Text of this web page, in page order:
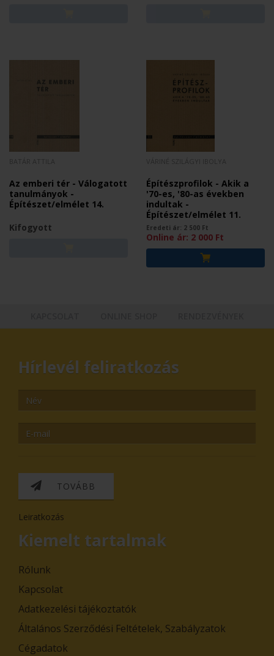
Az emberi tér - Válogatott
tanulmányok -
Építészet/elmélet 14.
Kifogyott
Építészprofilok - Akik a
'70-es, '80-as években
indultak -
Építészet/elmélet 11.
Eredeti ár: 2 500 Ft
Online ár: 2 000 Ft
Hírlevél feliratkozás
TOVÁBB
Leiratkozás
Kiemelt tartalmak
Rólunk
Kapcsolat
Adatkezelési tájékoztatók
Általános Szerződési Feltételek, Szabályzatok
Cégadatok